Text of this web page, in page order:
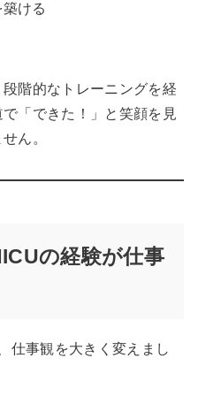
ける
階的なトレーニングを経
「できた！」と笑顔を見
ん。
の経験が仕事
仕事観を大きく変えまし